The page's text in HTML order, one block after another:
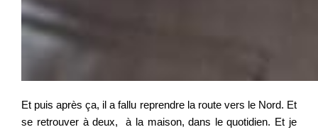
Et puis après ça, il a fallu reprendre la route vers le Nord. Et
se retrouver à deux, à la maison, dans le quotidien. Et je